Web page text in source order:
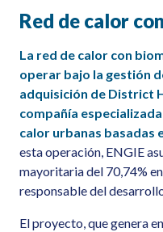
Red de calor
La red de calor con
operar bajo la gestión
adquisición de District
compañía
calor urbanas basadas
esta operación, ENGIE
mayoritaria del 70,74%
responsable del
El proyecto, que genera